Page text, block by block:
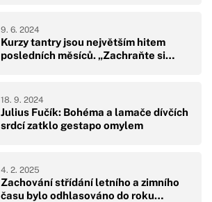
Kurzy tantry jsou největším hitem
posledních měsíců. „Zachraňte si…
9. 6. 2024
Julius Fučík: Bohéma a lamače dívčích
srdcí zatklo gestapo omylem
18. 9. 2024
Zachování střídání letního a zimního
času bylo odhlasováno do roku…
4. 2. 2025